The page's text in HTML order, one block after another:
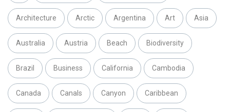
Architecture Arctic Argentina Art Asia
Australia Austria Beach Biodiversity
Brazil Business California Cambodia
Canada Canals Canyon Caribbean